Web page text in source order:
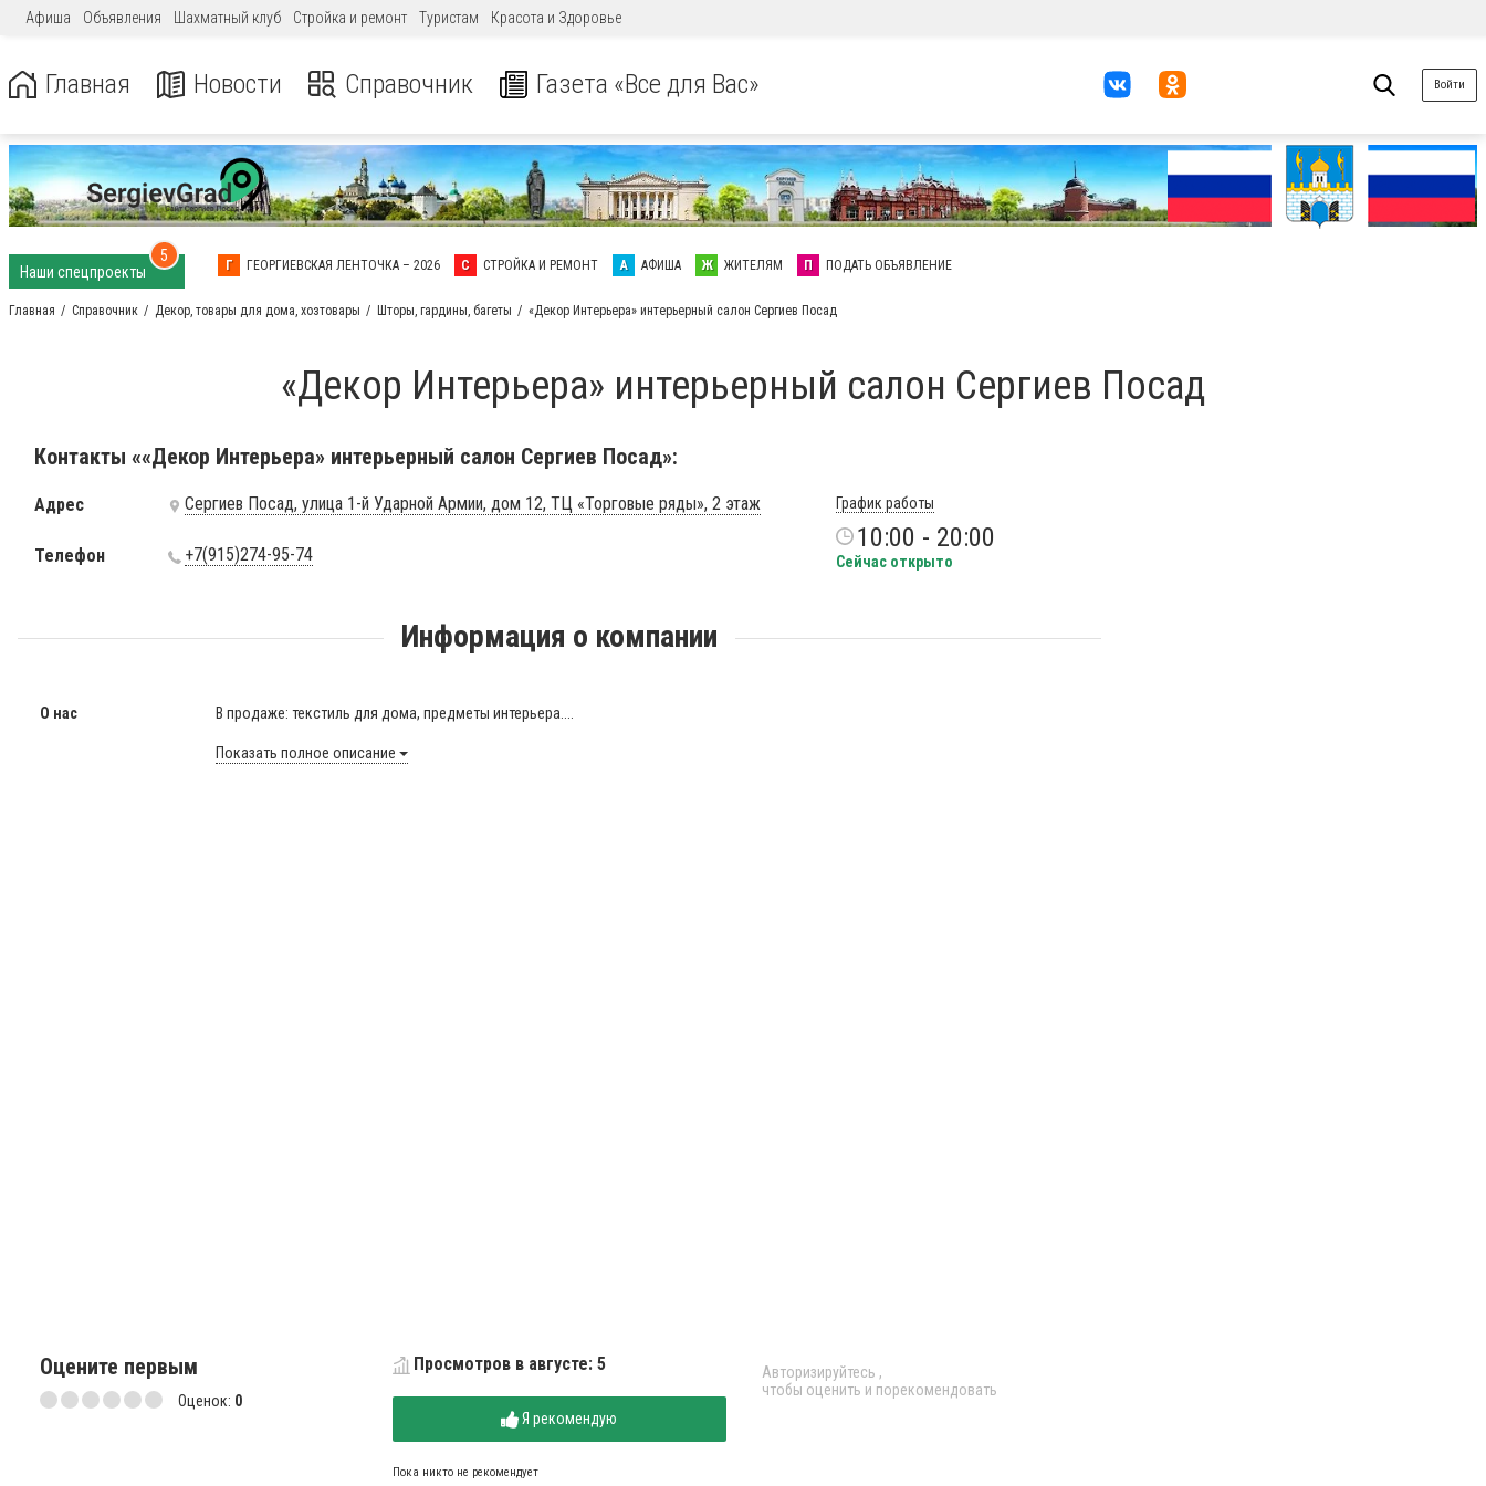
Афиша Объявления Шахматный клуб Стройка и ремонт Туристам Красота и Здоровье
Главная Новости Справочник Газета «Все для Вас» Войти
Наши спецпроекты
5
Г ГЕОРГИЕВСКАЯ ЛЕНТОЧКА – 2026 С СТРОЙКА И РЕМОНТ А АФИША Ж ЖИТЕЛЯМ П ПОДАТЬ ОБЪЯВЛЕНИЕ
Главная Справочник Декор, товары для дома, хозтовары Шторы, гардины, багеты «Декор Интерьера» интерьерный салон Сергиев Посад
«Декор Интерьера» интерьерный салон Сергиев Посад
Контакты ««Декор Интерьера» интерьерный салон Сергиев Посад»:
Адрес Сергиев Посад, улица 1-й Ударной Армии, дом 12, ТЦ «Торговые ряды», 2 этаж
Телефон +7(915)274-95-74
График работы
10:00 - 20:00
Сейчас открыто
Информация о компании
О нас В продаже: текстиль для дома, предметы интерьера....
Показать полное описание
Оцените первым
Оценок: 0
Просмотров в августе: 5
Я рекомендую
Пока никто не рекомендует
Авторизируйтесь ,
чтобы оценить и порекомендовать